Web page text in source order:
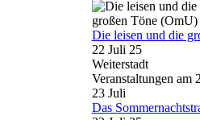
Die leisen und die
22 Juli 25
Weiterstadt
Veranstaltungen am
23 Juli
Das